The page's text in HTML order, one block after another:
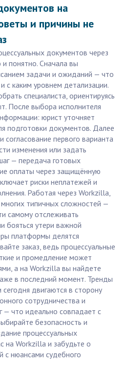
на
и причины не
документов через
понятно. Сначала вы
задачи и ожиданий — что
с каким уровнем детализации.
специалиста, ориентируясь
После выбора исполнителя
юрист уточняет
подготовки документов. Далее
согласование первого варианта
изменения или задать
— передача готовых
оплаты через защищённую
риски неплатежей и
Работая через Workzilla,
многих типичных сложностей —
самому отслеживать
бояться утери важной
платформы делятся
заказ, ведь процессуальные
и промедление может
а на Workzilla вы найдете
в последний момент. Тренды
двигаются в сторону
сотрудничества и
— что идеально совпадает с
безопасность и
процессуальных
на Workzilla и забудьте о
с нюансами судебного